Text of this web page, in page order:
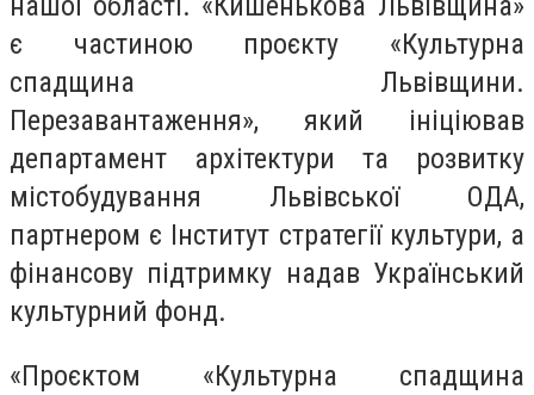
є частиною проєкту «Культурна
спадщина Львівщини.
Перезавантаження», який ініціював
департамент архітектури та розвитку
містобудування Львівської ОДА,
партнером є Інститут стратегії культури, а
фінансову підтримку надав Український
культурний фонд.
«Проєктом «Культурна спадщина